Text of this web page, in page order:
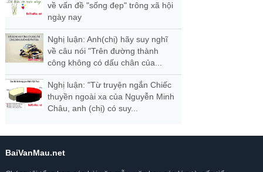
về vấn đề "sống đẹp" trông xã hội
ngày nay
Nghị luận: Anh(chị) hãy suy nghĩ
về câu nói "Trên đường thành
công không có dấu chân của...
Nghị luận: "Từ truyện ngắn Chiếc
thuyền ngoài xa của Nguyễn Minh
Châu, anh (chị) có suy...
BaiVanMau.net